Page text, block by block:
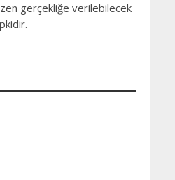
gerçekliğe verilebilecek